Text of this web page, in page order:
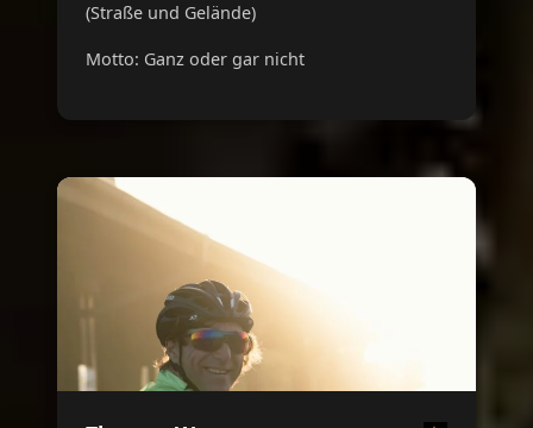
(Straße und Gelände)
Motto: Ganz oder gar nicht